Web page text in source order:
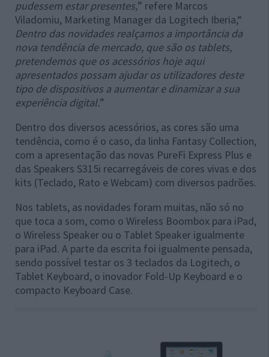
pudessem estar presentes,” refere Marcos
Viladomiu, Marketing Manager da Logitech Iberia,“
Dentro das novidades realçamos a importância da
nova tendência de mercado, que são os tablets,
pretendemos que os acessórios hoje aqui
apresentados possam ajudar os utilizadores deste
tipo de dispositivos a aumentar e dinamizar a sua
experiência digital.”
Dentro dos diversos acessórios, as cores são uma
tendência, como é o caso, da linha Fantasy Collection,
com a apresentação das novas PureFi Express Plus e
das Speakers S315i recarregáveis de cores vivas e dos
kits (Teclado, Rato e Webcam) com diversos padrões.
Nos tablets, as novidades foram muitas, não só no
que toca a som, como o Wireless Boombox para iPad,
o Wireless Speaker ou o Tablet Speaker igualmente
para iPad. A parte da escrita foi igualmente pensada,
sendo possível testar os 3 teclados da Logitech, o
Tablet Keyboard, o inovador Fold-Up Keyboard e o
compacto Keyboard Case.